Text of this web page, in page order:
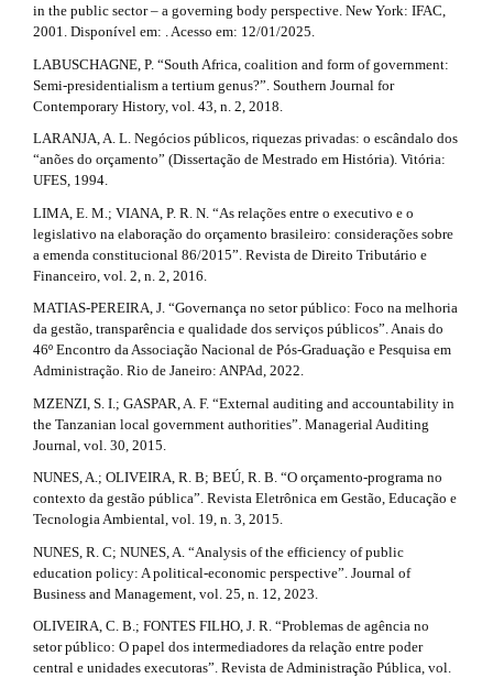
in the public sector – a governing body perspective. New York: IFAC,
2001. Disponível em: . Acesso em: 12/01/2025.
LABUSCHAGNE, P. “South Africa, coalition and form of government:
Semi-presidentialism a tertium genus?”. Southern Journal for
Contemporary History, vol. 43, n. 2, 2018.
LARANJA, A. L. Negócios públicos, riquezas privadas: o escândalo dos
“anões do orçamento” (Dissertação de Mestrado em História). Vitória:
UFES, 1994.
LIMA, E. M.; VIANA, P. R. N. “As relações entre o executivo e o
legislativo na elaboração do orçamento brasileiro: considerações sobre
a emenda constitucional 86/2015”. Revista de Direito Tributário e
Financeiro, vol. 2, n. 2, 2016.
MATIAS-PEREIRA, J. “Governança no setor público: Foco na melhoria
da gestão, transparência e qualidade dos serviços públicos”. Anais do
46º Encontro da Associação Nacional de Pós-Graduação e Pesquisa em
Administração. Rio de Janeiro: ANPAd, 2022.
MZENZI, S. I.; GASPAR, A. F. “External auditing and accountability in
the Tanzanian local government authorities”. Managerial Auditing
Journal, vol. 30, 2015.
NUNES, A.; OLIVEIRA, R. B; BEÚ, R. B. “O orçamento-programa no
contexto da gestão pública”. Revista Eletrônica em Gestão, Educação e
Tecnologia Ambiental, vol. 19, n. 3, 2015.
NUNES, R. C; NUNES, A. “Analysis of the efficiency of public
education policy: A political-economic perspective”. Journal of
Business and Management, vol. 25, n. 12, 2023.
OLIVEIRA, C. B.; FONTES FILHO, J. R. “Problemas de agência no
setor público: O papel dos intermediadores da relação entre poder
central e unidades executoras”. Revista de Administração Pública, vol.